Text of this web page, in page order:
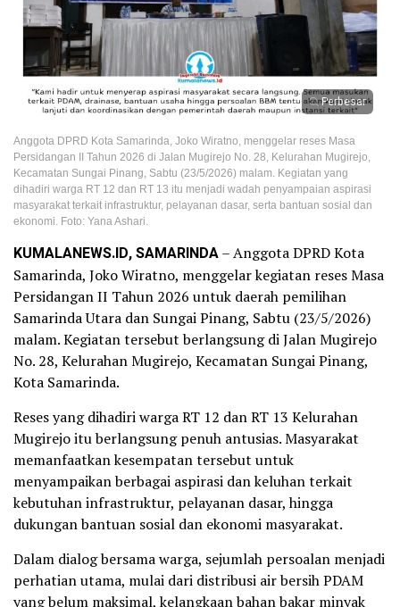
Perbesar
Anggota DPRD Kota Samarinda, Joko Wiratno, menggelar reses Masa
Persidangan II Tahun 2026 di Jalan Mugirejo No. 28, Kelurahan Mugirejo,
Kecamatan Sungai Pinang, Sabtu (23/5/2026) malam. Kegiatan yang
dihadiri warga RT 12 dan RT 13 itu menjadi wadah penyampaian aspirasi
masyarakat terkait infrastruktur, pelayanan dasar, serta bantuan sosial dan
ekonomi. Foto: Yana Ashari.
KUMALANEWS.ID, SAMARINDA– Anggota DPRD Kota
Samarinda, Joko Wiratno, menggelar kegiatan reses Masa
Persidangan II Tahun 2026 untuk daerah pemilihan
Samarinda Utara dan Sungai Pinang, Sabtu (23/5/2026)
malam. Kegiatan tersebut berlangsung di Jalan Mugirejo
No. 28, Kelurahan Mugirejo, Kecamatan Sungai Pinang,
Kota Samarinda.
Reses yang dihadiri warga RT 12 dan RT 13 Kelurahan
Mugirejo itu berlangsung penuh antusias. Masyarakat
memanfaatkan kesempatan tersebut untuk
menyampaikan berbagai aspirasi dan keluhan terkait
kebutuhan infrastruktur, pelayanan dasar, hingga
dukungan bantuan sosial dan ekonomi masyarakat.
Dalam dialog bersama warga, sejumlah persoalan menjadi
perhatian utama, mulai dari distribusi air bersih PDAM
yang belum maksimal, kelangkaan bahan bakar minyak